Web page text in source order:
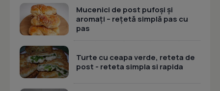
Mucenici de post pufoși și
aromați – rețetă simplă pas cu
pas
Turte cu ceapa verde, reteta de
post - reteta simpla si rapida